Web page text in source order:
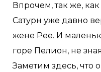
Впрочем, так же,
Сатурн уже давно
жене Рее. И
горе Пелион, не
Заметим здесь, что